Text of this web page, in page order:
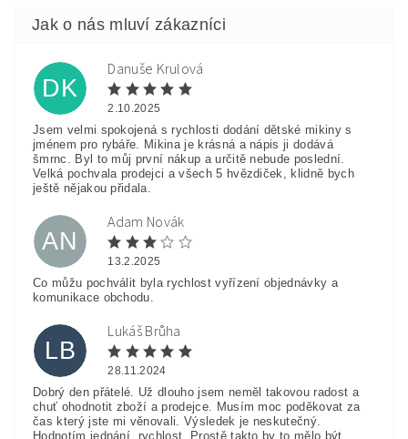
DK
Danuše Krulová
2.10.2025
Jsem velmi spokojená s rychlosti dodání dětské mikiny s
jménem pro rybáře. Mikina je krásná a nápis ji dodává
šmrnc. Byl to můj první nákup a určitě nebude poslední.
Velká pochvala prodejci a všech 5 hvězdiček, klidně bych
ještě nějakou přidala.
AN
Adam Novák
13.2.2025
Co můžu pochválit byla rychlost vyřízení objednávky a
komunikace obchodu.
LB
Lukáš Brůha
28.11.2024
Dobrý den přátelé. Už dlouho jsem neměl takovou radost a
chuť ohodnotit zboží a prodejce. Musím moc poděkovat za
čas který jste mi věnovali. Výsledek je neskutečný.
Hodnotím jednání, rychlost. Prostě takto by to mělo být....